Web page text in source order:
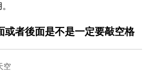
或者後面是不是一定要敲空格
空